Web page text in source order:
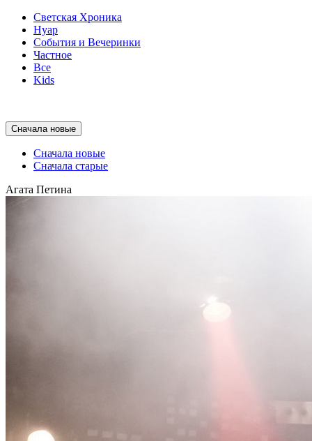
Светская Хроника
Нуар
События и Вечеринки
Частное
Все
Kids
Сначала новые
Сначала новые
Сначала старые
Агата Петина